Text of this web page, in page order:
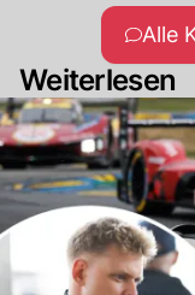
Alle
Weiterlesen